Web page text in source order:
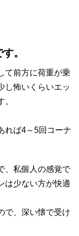
。
て前方に荷重が乗
し怖いくらいエッ
れば4～5回コーナ
、私個人の感覚で
は少ない方が快適
で、深い懐で受け